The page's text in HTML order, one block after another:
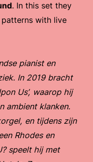
. In this set they
with live
pianist en
In 2019 bracht
Us’, waarop hij
ambient klanken.
en tijdens zijn
Rhodes en
speelt hij met